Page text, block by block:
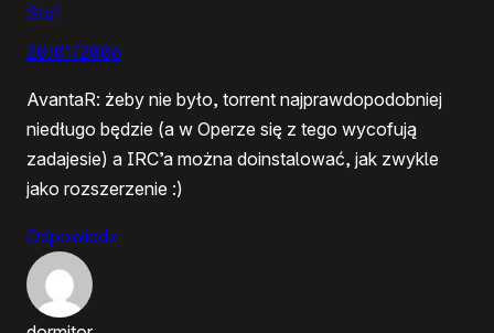
Stef
20/01/2006
AvantaR: żeby nie było, torrent najprawdopodobniej
niedługo będzie (a w Operze się z tego wycofują
zadajesie) a IRC’a można doinstalować, jak zwykle
jako rozszerzenie :)
Odpowiedz